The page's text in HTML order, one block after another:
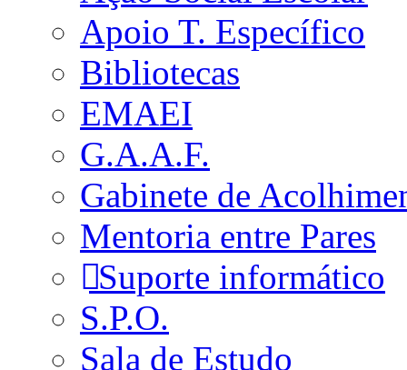
Apoio T. Específico
Bibliotecas
EMAEI
G.A.A.F.
Gabinete de
Mentoria entre Pares
Suporte informático
S.P.O.
Sala de Estudo